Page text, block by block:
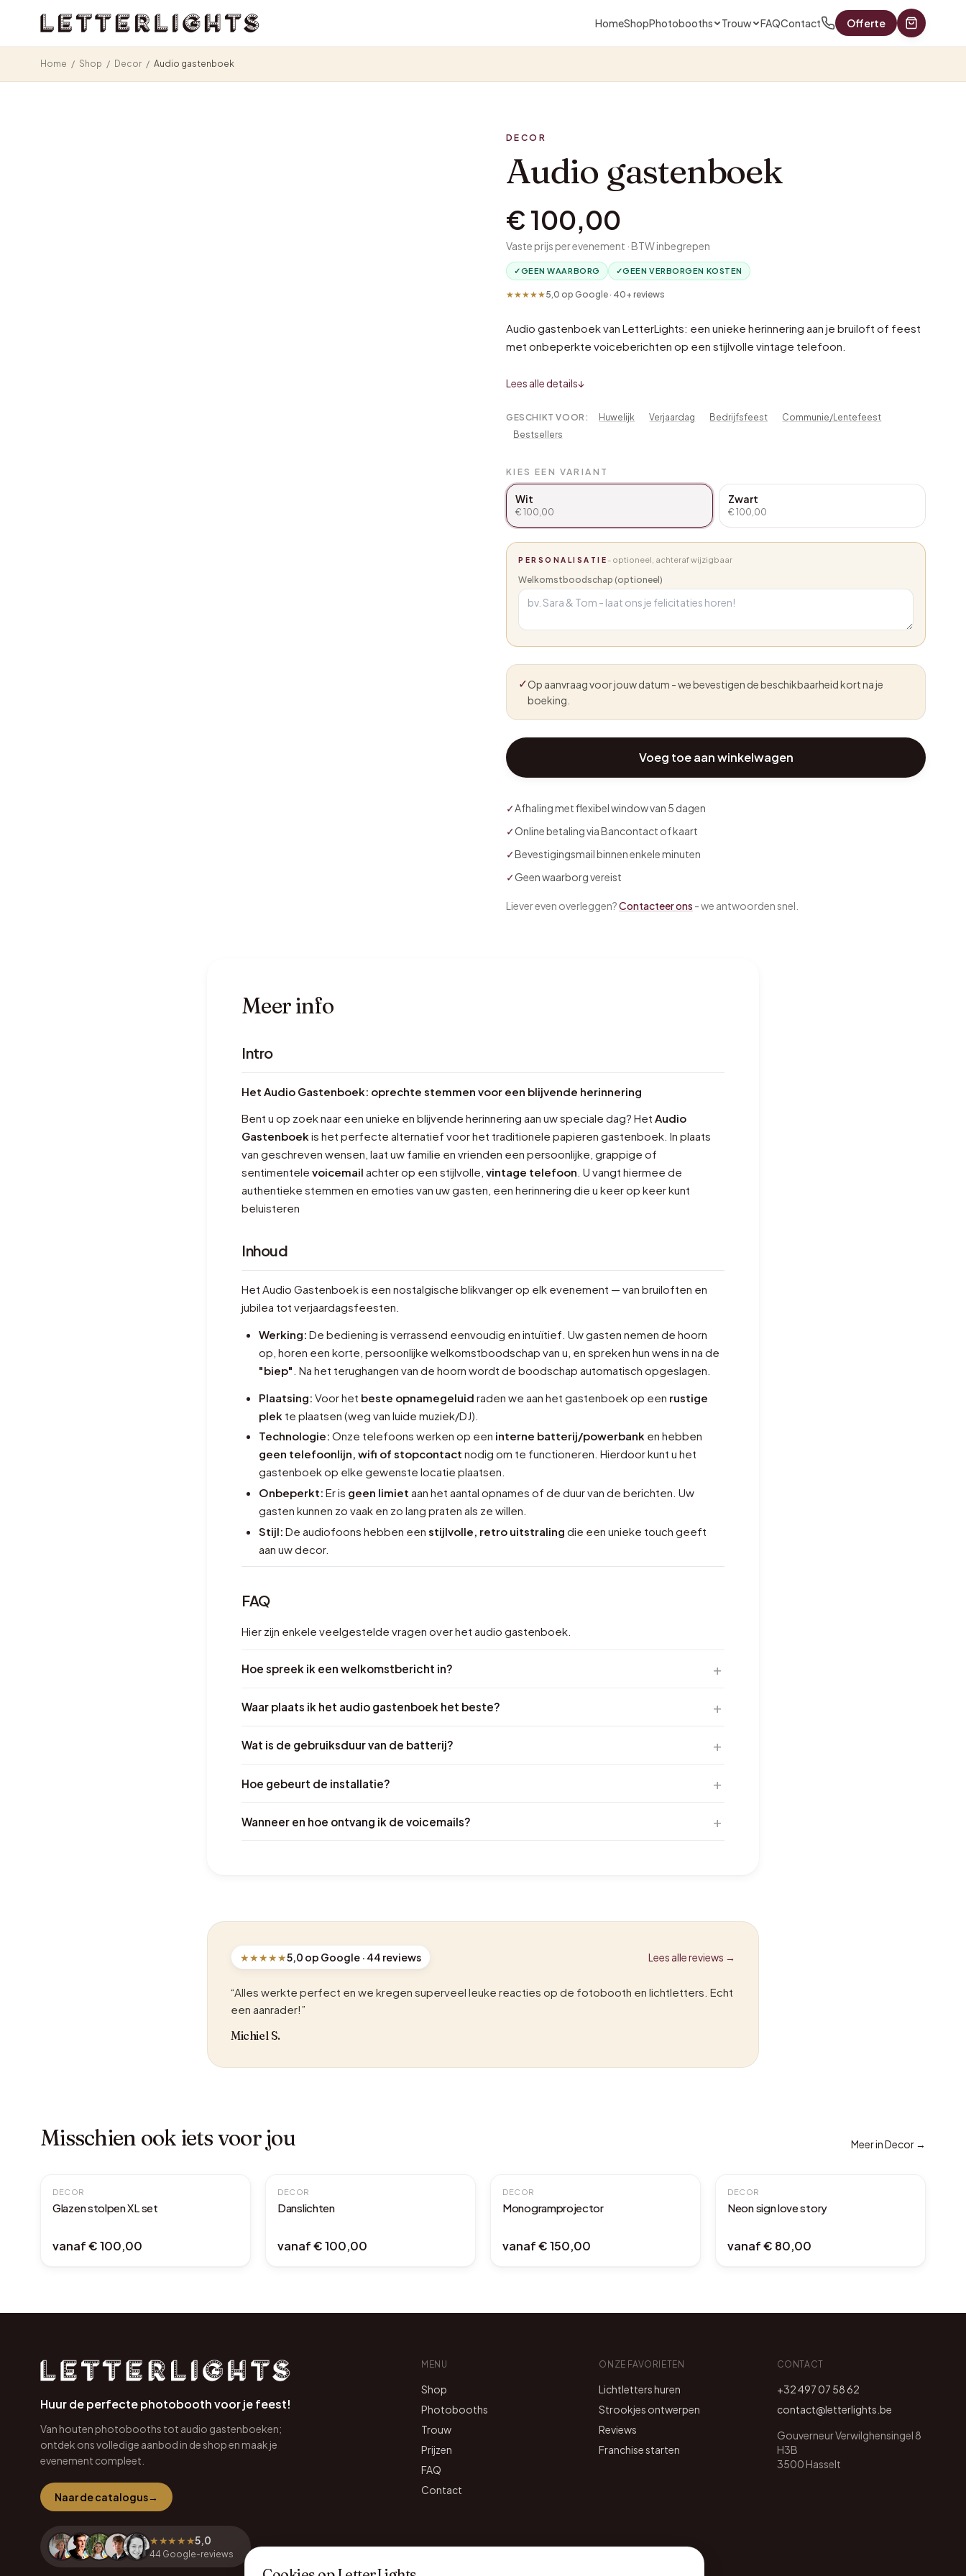
HomeShopPhotobooths Trouw FAQContact Offerte
Home / Shop / Decor / Audio gastenboek
DECOR
Audio gastenboek
€ 100,00
Vaste prijs per evenement · BTW inbegrepen
✓GEEN WAARBORG ✓GEEN VERBORGEN KOSTEN
★★★★★5,0 op Google · 40+ reviews
Audio gastenboek van LetterLights: een unieke herinnering aan je bruiloft of feest
met onbeperkte voiceberichten op een stijlvolle vintage telefoon.
Lees alle details↓
GESCHIKT VOOR: Huwelijk Verjaardag Bedrijfsfeest
Communie/Lentefeest
Bestsellers
KIES EEN VARIANT
Wit
€ 100,00
Zwart
€ 100,00
PERSONALISATIE - optioneel, achteraf wijzigbaar
Welkomstboodschap (optioneel)
✓Op aanvraag voor jouw datum - we bevestigen de beschikbaarheid kort na je
boeking.
Voeg toe aan winkelwagen
✓Afhaling met flexibel window van 5 dagen
✓Online betaling via Bancontact of kaart
✓Bevestigingsmail binnen enkele minuten
✓Geen waarborg vereist
Liever even overleggen?Contacteer ons - we antwoorden snel.
Meer info
Intro
Het Audio Gastenboek: oprechte stemmen voor een blijvende herinnering
Bent u op zoek naar een unieke en blijvende herinnering aan uw speciale dag? Het Audio
Gastenboek is het perfecte alternatief voor het traditionele papieren gastenboek. In plaats
van geschreven wensen, laat uw familie en vrienden een persoonlijke, grappige of
sentimentele voicemail achter op een stijlvolle, vintage telefoon . U vangt hiermee de
authentieke stemmen en emoties van uw gasten, een herinnering die u keer op keer kunt
beluisteren
Inhoud
Het Audio Gastenboek is een nostalgische blikvanger op elk evenement — van bruiloften en
jubilea tot verjaardagsfeesten.
Werking: De bediening is verrassend eenvoudig en intuïtief. Uw gasten nemen de hoorn
op, horen een korte, persoonlijke welkomstboodschap van u, en spreken hun wens in na de
"biep" . Na het terughangen van de hoorn wordt de boodschap automatisch opgeslagen.
Plaatsing: Voor het beste opnamegeluid raden we aan het gastenboek op een rustige
plek te plaatsen (weg van luide muziek/DJ).
Technologie: Onze telefoons werken op een interne batterij/powerbank en hebben
geen telefoonlijn, wifi of stopcontact nodig om te functioneren. Hierdoor kunt u het
gastenboek op elke gewenste locatie plaatsen.
Onbeperkt: Er is geen limiet aan het aantal opnames of de duur van de berichten. Uw
gasten kunnen zo vaak en zo lang praten als ze willen.
Stijl: De audiofoons hebben een stijlvolle, retro uitstraling die een unieke touch geeft
aan uw decor.
FAQ
Hier zijn enkele veelgestelde vragen over het audio gastenboek.
Hoe spreek ik een welkomstbericht in?
Waar plaats ik het audio gastenboek het beste?
Wat is de gebruiksduur van de batterij?
Hoe gebeurt de installatie?
Wanneer en hoe ontvang ik de voicemails?
★★★★★5,0 op Google · 44 reviews Lees alle reviews →
“Alles werkte perfect en we kregen superveel leuke reacties op de fotobooth en lichtletters. Echt
een aanrader!”
Michiel S.
Misschien ook iets voor jou Meer inDecor →
DECOR
Glazen stolpen XL set
vanaf€ 100,00
DECOR
Danslichten
vanaf€ 100,00
DECOR
Monogramprojector
vanaf€ 150,00
DECOR
Neon sign love story
vanaf€ 80,00
Huur de perfecte photobooth voor je feest!
Van houten photobooths tot audio gastenboeken;
ontdek ons volledige aanbod in de shop en maak je
evenement compleet.
Naar de catalogus→
★★★★★5,0
44 Google-reviews
MENU
Shop
Photobooths
Trouw
Prijzen
FAQ
Contact
CONTACT
+32 497 07 58 62
contact@letterlights.be
Gouverneur Verwilghensingel 8
H3B
3500 Hasselt
ONZE FAVORIETEN
Lichtletters huren
Strookjes ontwerpen
Reviews
Franchise starten